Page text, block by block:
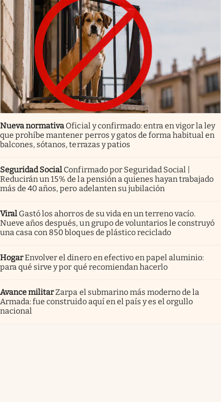
Nueva normativa Oficial y confirmado: entra en vigor la ley
que prohíbe mantener perros y gatos de forma habitual en
balcones, sótanos, terrazas y patios
Seguridad Social Confirmado por Seguridad Social |
Reducirán un 15% de la pensión a quienes hayan trabajado
más de 40 años, pero adelanten su jubilación
Viral Gastó los ahorros de su vida en un terreno vacío.
Nueve años después, un grupo de voluntarios le construyó
una casa con 850 bloques de plástico reciclado
HogarEnvolver el dinero en efectivo en papel aluminio:
para qué sirve y por qué recomiendan hacerlo
Avance militarZarpa el submarino más moderno de la
Armada: fue construido aquí en el país y es el orgullo
nacional